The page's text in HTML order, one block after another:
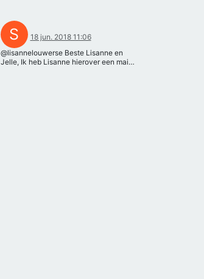
S
18 jun. 2018 11:06
@lisannelouwerse Beste Lisanne en
Jelle, Ik heb Lisanne hierover een mail